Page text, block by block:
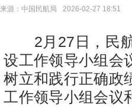
来源：中国民航局 2026-02-27 18:51
2月27日，民航
设工作领导小组会
树立和践行正确政
工作领导小组会议
开